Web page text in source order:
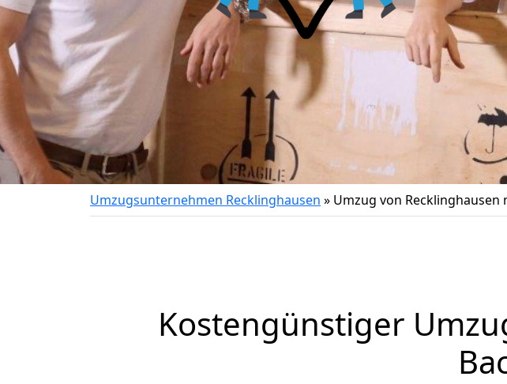
Umzugsunternehmen Recklinghausen » Umzug von Recklinghausen
Kostengünstiger